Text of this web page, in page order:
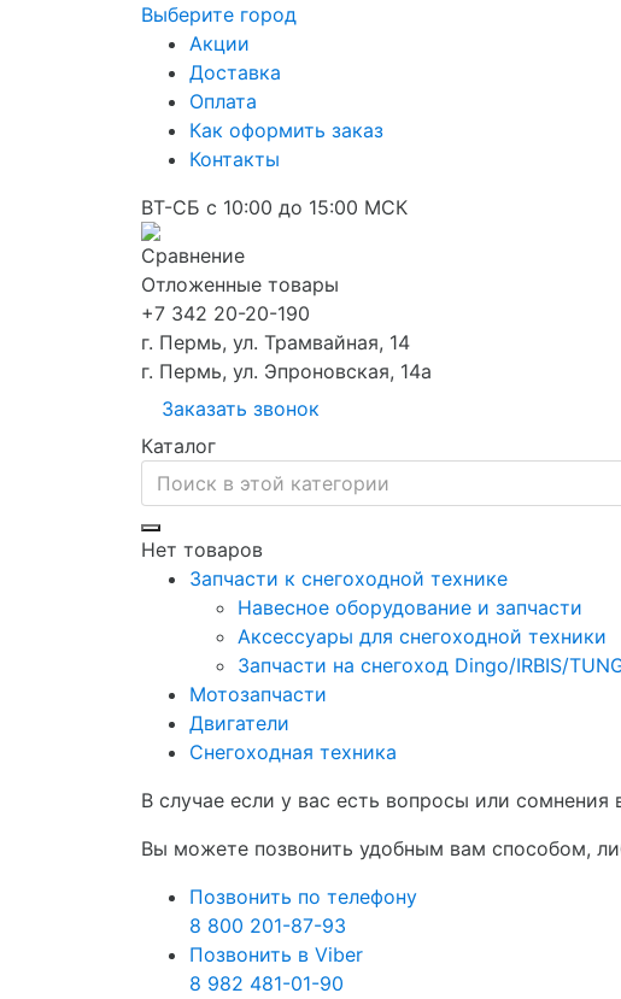
Выберите город
Акции
Доставка
Оплата
Как оформить заказ
Контакты
ВТ-СБ с 10:00 до 15:00 МСК
Сравнение
Отложенные товары
+7 342 20-20-190
г. Пермь, ул. Трамвайная, 14
г. Пермь, ул. Эпроновская, 14а
Заказать звонок
Каталог
Нет товаров
Запчасти к снегоходной технике
Навесное оборудование и запчасти
Аксессуары для снегоходной техники
Запчасти на снегоход Dingo/IRBIS/
Мотозапчасти
Двигатели
Снегоходная техника
В случае если у вас есть вопросы или
Вы можете позвонить удобным вам способом,
Позвонить по телефону
8 800 201-87-93
Позвонить в Viber
8 982 481-01-90